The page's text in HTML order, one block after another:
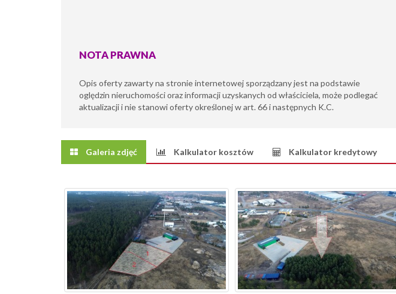
NOTA PRAWNA
Opis oferty zawarty na stronie internetowej sporządzany jest na podstawie
oględzin nieruchomości oraz informacji uzyskanych od właściciela, może podlegać
aktualizacji i nie stanowi oferty określonej w art. 66 i następnych K.C.
Galeria zdjęć Kalkulator kosztów Kalkulator kredytowy